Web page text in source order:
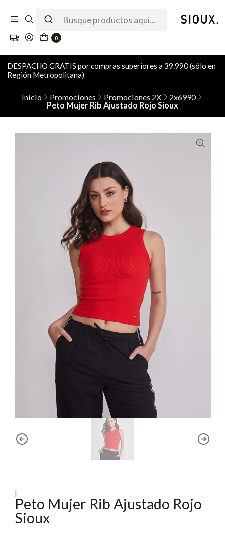
0
DESPACHO GRATIS por compras superiores a 39.990 (sólo en
Región Metropolitana)
Inicio Promociones Promociones 2X
2x6990
Peto Mujer Rib Ajustado Rojo Sioux
|
Peto Mujer Rib Ajustado Rojo
Sioux